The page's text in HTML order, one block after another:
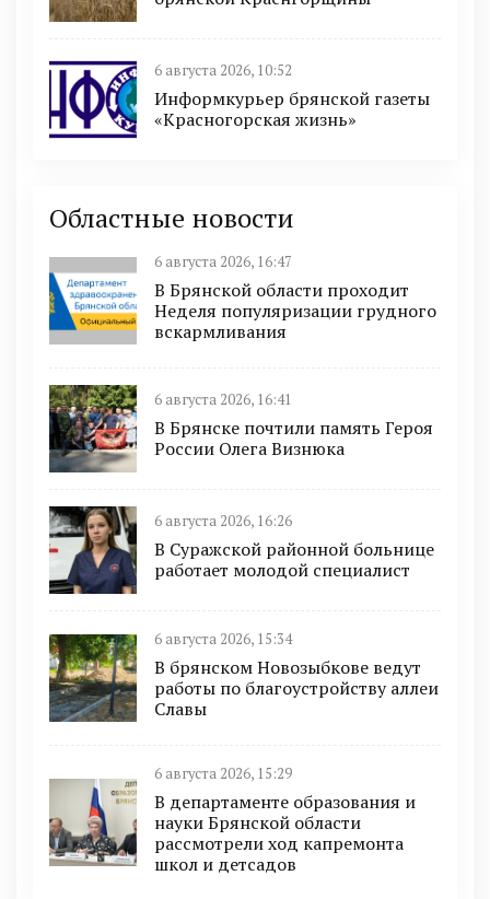
6 августа 2026, 10:52
Информкурьер брянской газеты
«Красногорская жизнь»
Областные новости
6 августа 2026, 16:47
В Брянской области проходит
Неделя популяризации грудного
вскармливания
6 августа 2026, 16:41
В Брянске почтили память Героя
России Олега Визнюка
6 августа 2026, 16:26
В Суражской районной больнице
работает молодой специалист
6 августа 2026, 15:34
В брянском Новозыбкове ведут
работы по благоустройству аллеи
Славы
6 августа 2026, 15:29
В департаменте образования и
науки Брянской области
рассмотрели ход капремонта
школ и детсадов